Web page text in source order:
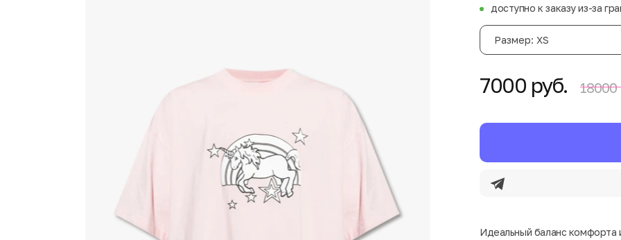
доступно к заказу из-за
Размер: XS
7000 руб. 18000
Идеальный баланс комфорта